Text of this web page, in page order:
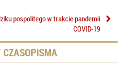
pospolitego w trakcie pandemii
COVID-19
CZASOPISMA